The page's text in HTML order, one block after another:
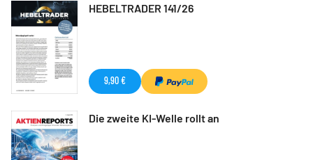
HEBELTRADER 141/26
9,90 €
Die zweite KI-Welle rollt an